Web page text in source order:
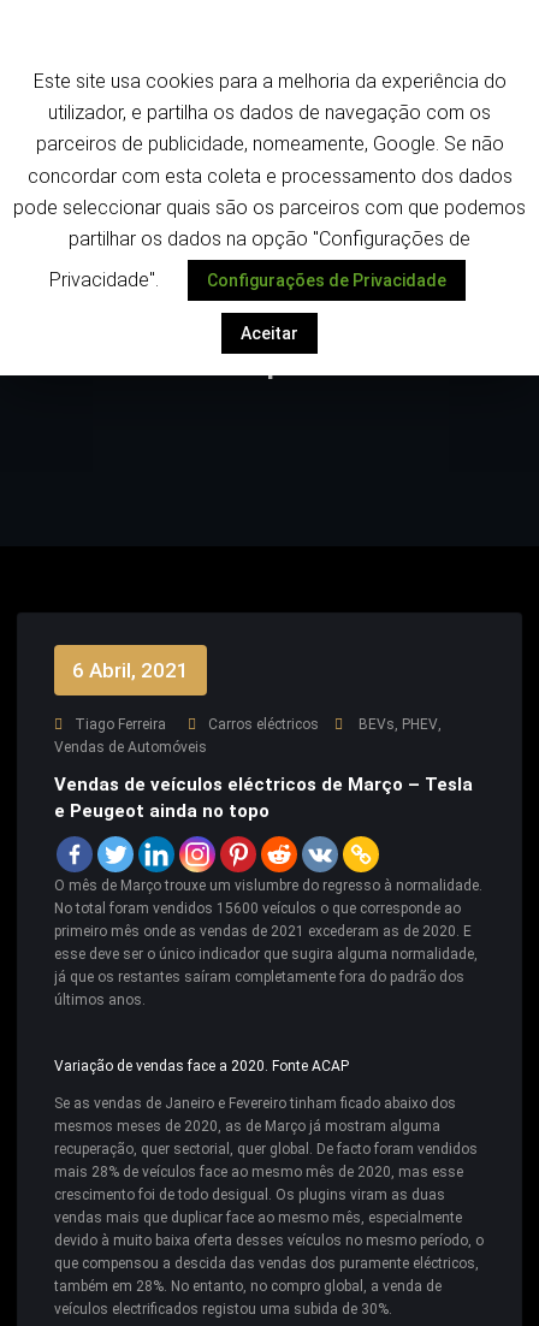
conteúdo
Despoletar
Vendas de veículos eléctricos de
Março – Tesla e Peugeot ainda no
topo
6 Abril, 2021
Tiago Ferreira Carros eléctricos BEVs PHEV
Vendas de Automóveis
Vendas de veículos eléctricos de Março – Tesla
e Peugeot ainda no topo
O mês de Março trouxe um vislumbre do regresso à normalidade.
No total foram vendidos 15600 veículos o que corresponde ao
primeiro mês onde as vendas de 2021 excederam as de 2020. E
esse deve ser o único indicador que sugira alguma normalidade,
já que os restantes saíram completamente fora do padrão dos
últimos anos.
Variação de vendas face a 2020. Fonte ACAP
Se as vendas de Janeiro e Fevereiro tinham ficado abaixo dos
mesmos meses de 2020, as de Março já mostram alguma
recuperação, quer sectorial, quer global. De facto foram vendidos
mais 28% de veículos face ao mesmo mês de 2020, mas esse
crescimento foi de todo desigual. Os plugins viram as duas
vendas mais que duplicar face ao mesmo mês, especialmente
devido à muito baixa oferta desses veículos no mesmo período, o
que compensou a descida das vendas dos puramente eléctricos,
também em 28%. No entanto, no compro global, a venda de
veículos electrificados registou uma subida de 30%.
Este site usa cookies para a melhoria da experiência do
utilizador, e partilha os dados de navegação com os
parceiros de publicidade, nomeamente, Google. Se não
concordar com esta coleta e processamento dos dados
pode seleccionar quais são os parceiros com que podemos
partilhar os dados na opção "Configurações de
Privacidade".
Configurações de Privacidade
Aceitar